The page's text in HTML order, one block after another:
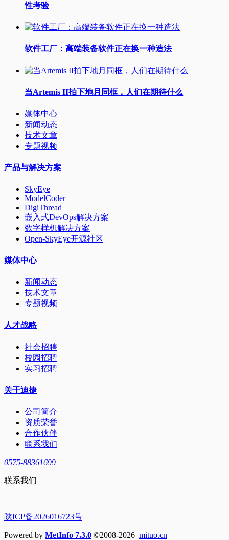
性考验
软件工厂：高端装备软件正在换一种造法
当Artemis II拍下地月同框，人们在期待什么
媒体中心
新闻动态
技术文章
专题视频
产品与解决方案
SkyEye
ModelCoder
DigiThread
嵌入式DevOps解决方案
数字样机解决方案
Open-SkyEye开源社区
媒体中心
新闻动态
技术文章
专题视频
人才战略
社会招聘
校园招聘
实习招聘
关于迪捷
公司简介
资质荣誉
合作伙伴
联系我们
0575-88361699
联系我们
陕ICP备2026016723号
Powered by MetInfo 7.3.0 ©2008-2026 mituo.cn